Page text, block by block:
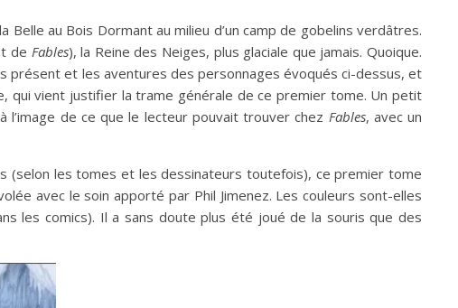
au Bois Dormant au milieu d’un camp de gobelins verdâtres.
de Fables), la Reine des Neiges, plus glaciale que jamais. Quoique.
présent et les aventures des personnages évoqués ci-dessus, et
qui vient justifier la trame générale de ce premier tome. Un petit
de ce que le lecteur pouvait trouver chez Fables, avec un
(selon les tomes et les dessinateurs toutefois), ce premier tome
avec le soin apporté par Phil Jimenez. Les couleurs sont-elles
les comics). Il a sans doute plus été joué de la souris que des